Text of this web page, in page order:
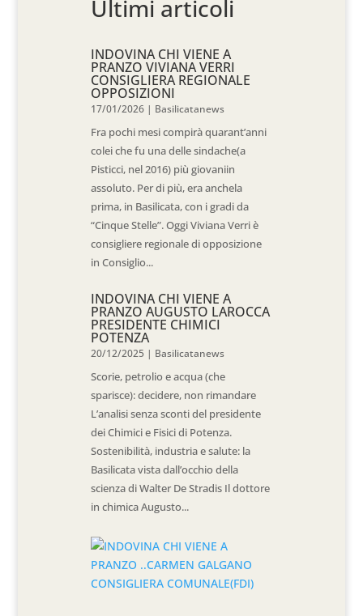
Ultimi articoli
INDOVINA CHI VIENE A
PRANZO VIVIANA VERRI
CONSIGLIERA REGIONALE
OPPOSIZIONI
17/01/2026 | Basilicatanews
Fra pochi mesi compirà quarant’anni
colei che fu una delle sindache(a
Pisticci, nel 2016) più giovaniin
assoluto. Per di più, era anchela
prima, in Basilicata, con i gradi da
“Cinque Stelle”. Oggi Viviana Verri è
consigliere regionale di opposizione
in Consiglio...
INDOVINA CHI VIENE A
PRANZO AUGUSTO LAROCCA
PRESIDENTE CHIMICI
POTENZA
20/12/2025 | Basilicatanews
Scorie, petrolio e acqua (che
sparisce): decidere, non rimandare
L’analisi senza sconti del presidente
dei Chimici e Fisici di Potenza.
Sostenibilità, industria e salute: la
Basilicata vista dall’occhio della
scienza di Walter De Stradis Il dottore
in chimica Augusto...